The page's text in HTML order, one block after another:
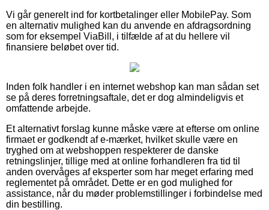
Vi går generelt ind for kortbetalinger eller MobilePay. Som
en alternativ mulighed kan du anvende en afdragsordning
som for eksempel ViaBill, i tilfælde af at du hellere vil
finansiere beløbet over tid.
Inden folk handler i en internet webshop kan man sådan set
se på deres forretningsaftale, det er dog almindeligvis et
omfattende arbejde.
Et alternativt forslag kunne måske være at efterse om online
firmaet er godkendt af e-mærket, hvilket skulle være en
tryghed om at webshoppen respekterer de danske
retningslinjer, tillige med at online forhandleren fra tid til
anden overvåges af eksperter som har meget erfaring med
reglementet på området. Dette er en god mulighed for
assistance, når du møder problemstillinger i forbindelse med
din bestilling.